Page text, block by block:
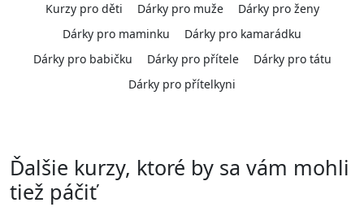
Kurzy pro děti Dárky pro muže
Dárky pro ženy
Dárky pro maminku
Dárky pro kamarádku
Dárky pro babičku
Dárky pro přítele
Dárky pro tátu
Dárky pro přítelkyni
Ďalšie kurzy, ktoré by sa vám mohli
tiež páčiť